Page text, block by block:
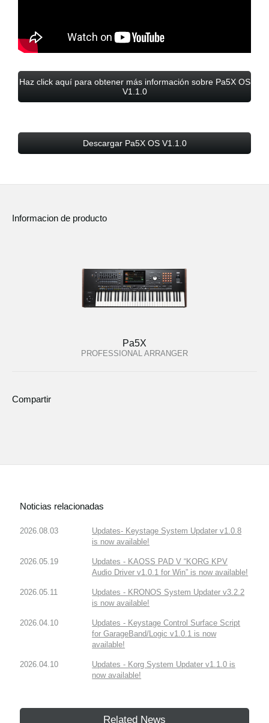
Haz click aquí para obtener más información sobre Pa5X OS
V1.1.0
Descargar Pa5X OS V1.1.0
Informacion de producto
Pa5X
PROFESSIONAL ARRANGER
Compartir
Noticias relacionadas
2026.08.03
Updates- Keystage System Updater v1.0.8
is now available!
2026.05.19
Updates - KAOSS PAD V “KORG KPV
Audio Driver v1.0.1 for Win” is now available!
2026.05.11
Updates - KRONOS System Updater v3.2.2
is now available!
2026.04.10
Updates - Keystage Control Surface Script
for GarageBand/Logic v1.0.1 is now
available!
2026.04.10
Updates - Korg System Updater v1.1.0 is
now available!
Related News